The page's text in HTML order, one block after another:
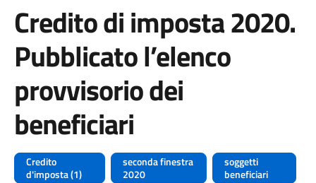
Credito di imposta 2020.
Pubblicato l’elenco
provvisorio dei
beneficiari
Credito
d'imposta (1)
seconda finestra
2020
soggetti
beneficiari